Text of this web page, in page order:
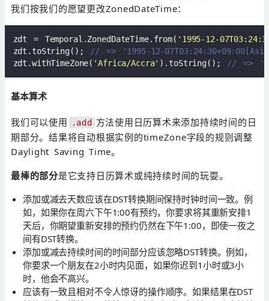
我们按我们的愿望更改ZonedDateTime：
zdt = Temporal.ZonedDateTime.from( '1995-12-
zdt.toString();
// => '1995-12-
zdt.withTimeZone( 'Africa/Accra' ).toString(); // =>
基本算术
我们可以使用 .add
方法使用日历算术来添加持续时间的日
期部分。结果将自动根据实例的timeZone字段的规则调整
Daylight Saving Time。
最棒的部分是它支持日历算术或纯持续时间的玩耍。
添加或减去天数应该在DST转换期间保持时钟时间一致。例
如，如果你在周六下午1:00有预约，你要求将其重新安排1
天后，你期望重新安排的预约仍然在下午1:00，即使一夜之
间有DST转换。
添加或减去持续时间的时间部分应该忽略DST转换。例如，
你要求一个朋友在2小时内见面，如果你迟到1小时或3小
时，他会不高兴。
应该有一致且相对不令人惊讶的操作顺序。如果结果在DST